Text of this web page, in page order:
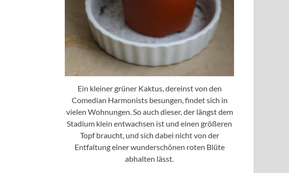
Ein kleiner grüner Kaktus, dereinst von den
Comedian Harmonists besungen, findet sich in
vielen Wohnungen. So auch dieser, der längst dem
Stadium klein entwachsen ist und einen größeren
Topf braucht, und sich dabei nicht von der
Entfaltung einer wunderschönen roten Blüte
abhalten lässt.